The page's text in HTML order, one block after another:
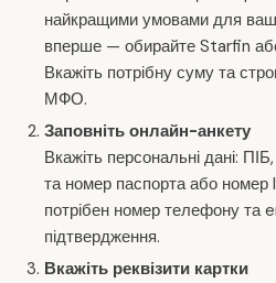
найкращими умовами для
вперше — обирайте Starfin
Вкажіть потрібну суму та
МФО.
Заповніть онлайн-анкету
Вкажіть персональні дані:
та номер паспорта або номер
потрібен номер телефону та
підтвердження.
Вкажіть реквізити картки